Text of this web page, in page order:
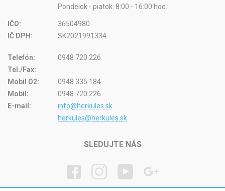
Pondelok - piatok: 8:00 - 16:00 hod.
IČO:
36504980
IČ DPH:
SK2021991334
Telefón:
0948 720 226
Tel./Fax:
Mobil O2:
0948 335 184
Mobil:
0948 720 226
E-mail:
info@herkules.sk
herkules@herkules.sk
SLEDUJTE NÁS